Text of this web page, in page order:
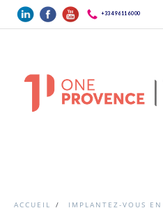
Aller au contenu principal
+33 4 96 11 60 00
ACCUEIL / IMPLANTEZ-VOUS EN